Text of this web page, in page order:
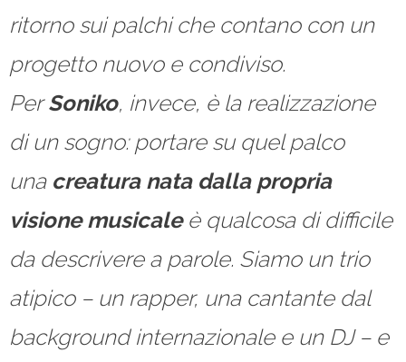
ritorno sui palchi che contano con un
progetto nuovo e condiviso.
PerSoniko, invece, è la realizzazione
di un sogno: portare su quel palco
una creatura nata dalla propria
visione musicaleè qualcosa di difficile
da descrivere a parole. Siamo un trio
atipico – un rapper, una cantante dal
background internazionale e un DJ – e